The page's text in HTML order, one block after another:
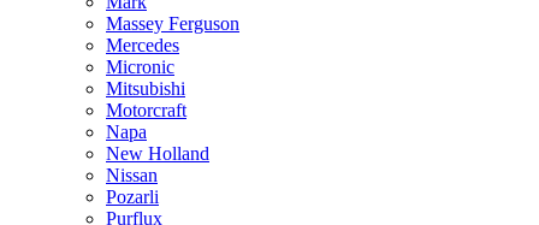
Massey Ferguson
Mercedes
Micronic
Mitsubishi
Motorcraft
Napa
New Holland
Nissan
Pozarli
Purflux